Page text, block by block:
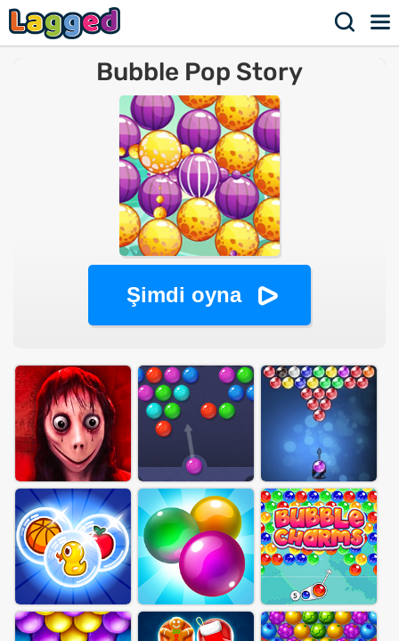
Bubble Pop Story
Şimdi oyna